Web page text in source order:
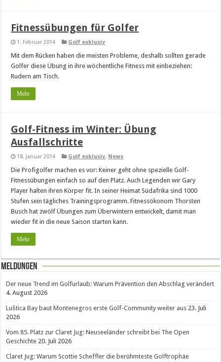
Fitnessübungen für Golfer
1. Februar 2014 Golf exklusiv
Mit dem Rücken haben die meisten Probleme, deshalb sollten gerade
Golfer diese Übung in ihre wöchentliche Fitness mit einbeziehen:
Rudern am Tisch.
Mehr
Golf-Fitness im Winter: Übung
Ausfallschritte
18. Januar 2014 Golf exklusiv, News
Die Profigolfer machen es vor: Keiner geht ohne spezielle Golf-
Fitnessübungen einfach so auf den Platz. Auch Legenden wir Gary
Player halten ihren Körper fit. In seiner Heimat Südafrika sind 1000
Stufen sein tägliches Trainingsprogramm. Fitnessökonom Thorsten
Busch hat zwölf Übungen zum Überwintern entwickelt, damit man
wieder fit in die neue Saison starten kann.
Mehr
Meldungen
Der neue Trend im Golfurlaub: Warum Prävention den Abschlag verändert
4. August 2026
Luštica Bay baut Montenegros erste Golf-Community weiter aus 23. Juli
2026
Vom 85. Platz zur Claret Jug: Neuseeländer schreibt bei The Open
Geschichte 20. Juli 2026
Claret Jug: Warum Scottie Scheffler die berühmteste Golftrophäe